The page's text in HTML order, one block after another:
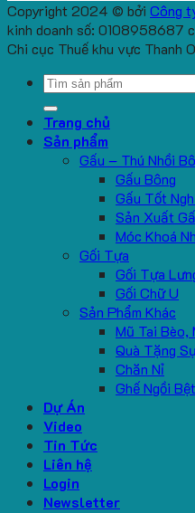
Copyright 2024 © bởi Công
kinh doanh số: 0108958687
Chi cục Thuế khu vực Thanh
Search
Trang chủ
Sản phẩm
Gấu – Thú Nhồi
Gấu Bông
Gấu Tốt
Sản Xuất
Móc Khoá
Gối Tựa
Gối Tựa
Gối Chữ U
Sản Phẩm Khác
Mũ Tai Bèo,
Quà Tặng
Chăn Nỉ
Ghế Ngồi Bệt
Dự Án
Video
Tin Tức
Liên hệ
Login
Newsletter